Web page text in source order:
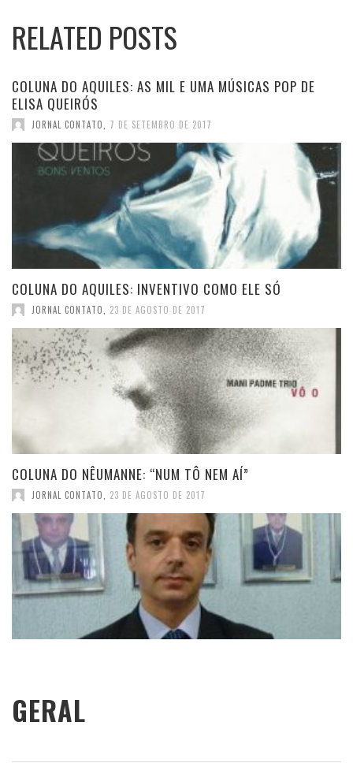
RELATED POSTS
COLUNA DO AQUILES: AS MIL E UMA MÚSICAS POP DE
ELISA QUEIRÓS
JORNAL CONTATO, 7 DE SETEMBRO DE 2017
COLUNA DO AQUILES: INVENTIVO COMO ELE SÓ
JORNAL CONTATO 23 DE AGOSTO DE 2017
COLUNA DO NÊUMANNE: “NUM TÔ NEM AÍ”
JORNAL CONTATO 23 DE AGOSTO DE 2017
GERAL